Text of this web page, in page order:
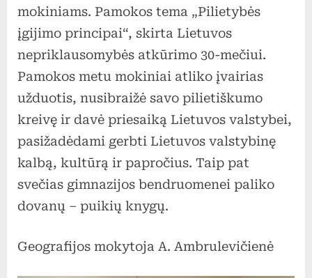
mokiniams. Pamokos tema „Pilietybės
įgijimo principai“, skirta Lietuvos
nepriklausomybės atkūrimo 30-mečiui.
Pamokos metu mokiniai atliko įvairias
užduotis, nusibraižė savo pilietiškumo
kreivę ir davė priesaiką Lietuvos valstybei,
pasižadėdami gerbti Lietuvos valstybinę
kalbą, kultūrą ir papročius. Taip pat
svečias gimnazijos bendruomenei paliko
dovanų – puikių knygų.
Geografijos mokytoja A. Ambrulevičienė